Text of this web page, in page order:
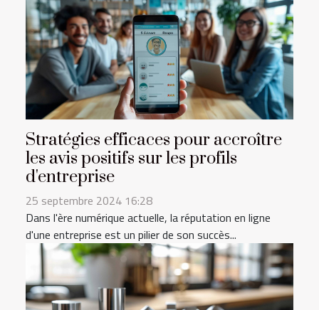
Stratégies efficaces pour accroître
les avis positifs sur les profils
d'entreprise
25 septembre 2024 16:28
Dans l'ère numérique actuelle, la réputation en ligne
d'une entreprise est un pilier de son succès...